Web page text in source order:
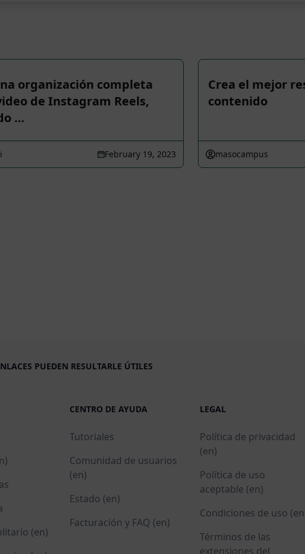
organización completa
de Instagram Reels,
…
February 19, 2023
Crea el mejor
contenido
masocampus
PUEDEN RESULTARLE ÚTILES
(en)
CENTRO DE AYUDA
Tutoriales
Comunidad de usuarios
(en)
Estado (en)
Facturación y FAQ (en)
LEGAL
Política de privacidad
(en)
Política de uso
aceptable (en)
Condiciones de uso
Términos de las
extensiones del